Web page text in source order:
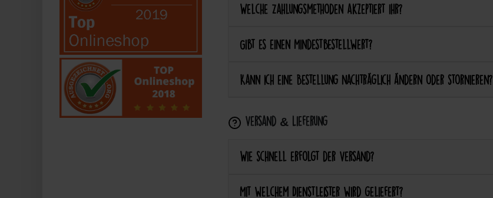
Welche Zahlungsmethoden akzeptiert ihr?
Gibt es einen Mindestbestellwert?
Kann ich eine Bestellung nachträglich ändern oder stornieren?
Versand & Lieferung
Wie schnell erfolgt der Versand?
Mit welchem Dienstleister wird geliefert?